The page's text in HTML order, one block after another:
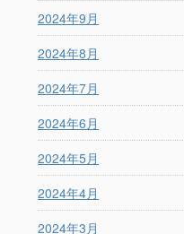
2024年9月
2024年8月
2024年7月
2024年6月
2024年5月
2024年4月
2024年3月